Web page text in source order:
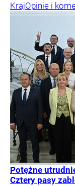
KrajOpinie i
Potężne
Cztery pasy